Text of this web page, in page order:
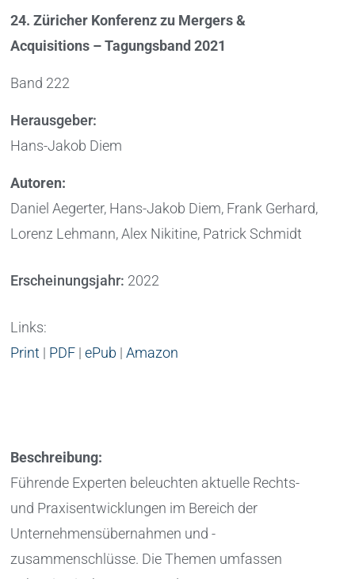
24. Züricher Konferenz zu Mergers &
Acquisitions – Tagungsband 2021
Band 222
Herausgeber:
Hans-Jakob Diem
Autoren:
Daniel Aegerter, Hans-Jakob Diem, Frank Gerhard,
Lorenz Lehmann, Alex Nikitine, Patrick Schmidt
Erscheinungsjahr: 2022
Links:
Print | PDF |ePub |Amazon
Beschreibung:
Führende Experten beleuchten aktuelle Rechts-
und Praxisentwicklungen im Bereich der
Unternehmensübernahmen und -
zusammenschlüsse. Die Themen umfassen